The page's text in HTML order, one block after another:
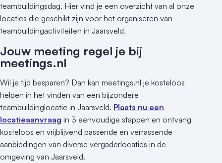
teambuildingsdag. Hier vind je een overzicht van al onze
locaties die geschikt zijn voor het organiseren van
teambuildingactiviteiten in Jaarsveld.
Jouw meeting regel je bij
meetings.nl
Wil je tijd besparen? Dan kan meetings.nl je kosteloos
helpen in het vinden van een bijzondere
teambuildinglocatie in Jaarsveld. Plaats nu een
locatieaanvraag in 3 eenvoudige stappen en ontvang
kosteloos en vrijblijvend passende en verrassende
aanbiedingen van diverse vergaderlocaties in de
omgeving van Jaarsveld.